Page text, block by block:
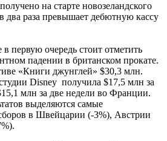
на старте новозеландского
два раза превышает дебютную кассу
в первую очередь стоит отметить
падении в британском прокате.
«Книги джунглей» $30,3 млн.
Disney получила $17,5 млн за
млн за две недели во Франции.
выделяются самые
в Швейцарии (-3%), Австрии